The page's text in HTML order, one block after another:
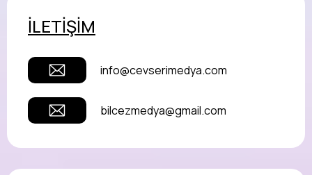
İLETİŞİM
info@cevserimedya.com
bilcezmedya@gmail.com